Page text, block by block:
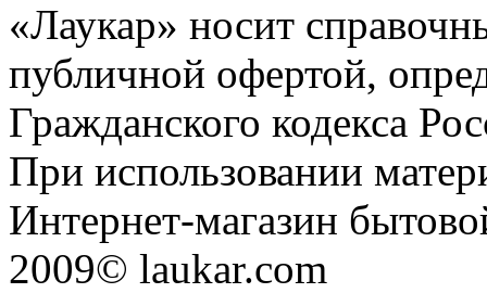
«Лаукар» носит
публичной офертой,
Гражданского кодекса
При использовании
Интернет-магазин
2009© laukar.com